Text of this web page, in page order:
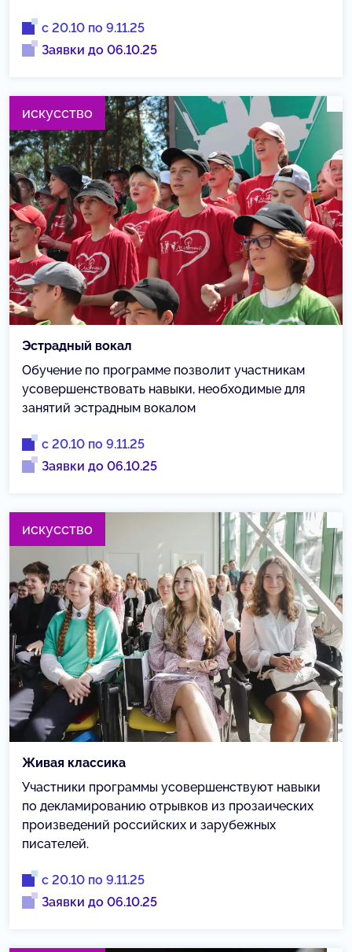
с 20.10 по 9.11.25
Заявки до 06.10.25
искусство
Эстрадный вокал
Обучение по программе позволит участникам
усовершенствовать навыки, необходимые для
занятий эстрадным вокалом
с 20.10 по 9.11.25
Заявки до 06.10.25
искусство
Живая классика
Участники программы усовершенствуют навыки
по декламированию отрывков из прозаических
произведений российских и зарубежных
писателей.
с 20.10 по 9.11.25
Заявки до 06.10.25